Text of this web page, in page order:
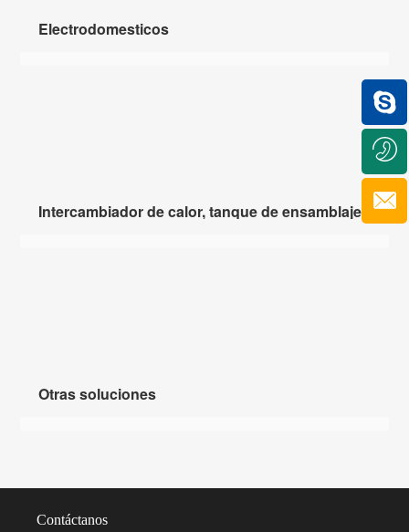
Electrodomesticos
Intercambiador de calor, tanque de ensamblaje de
Otras soluciones
Contáctanos